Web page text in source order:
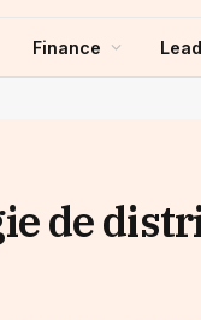
Finance
de